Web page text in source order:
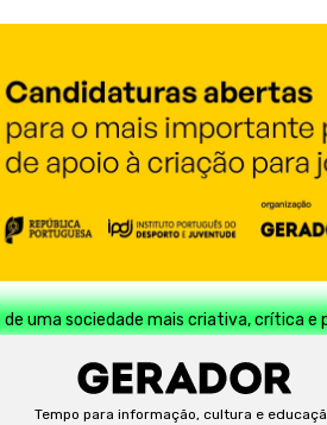
uma sociedade mais criativa, crítica
Tempo para informação, cultura e